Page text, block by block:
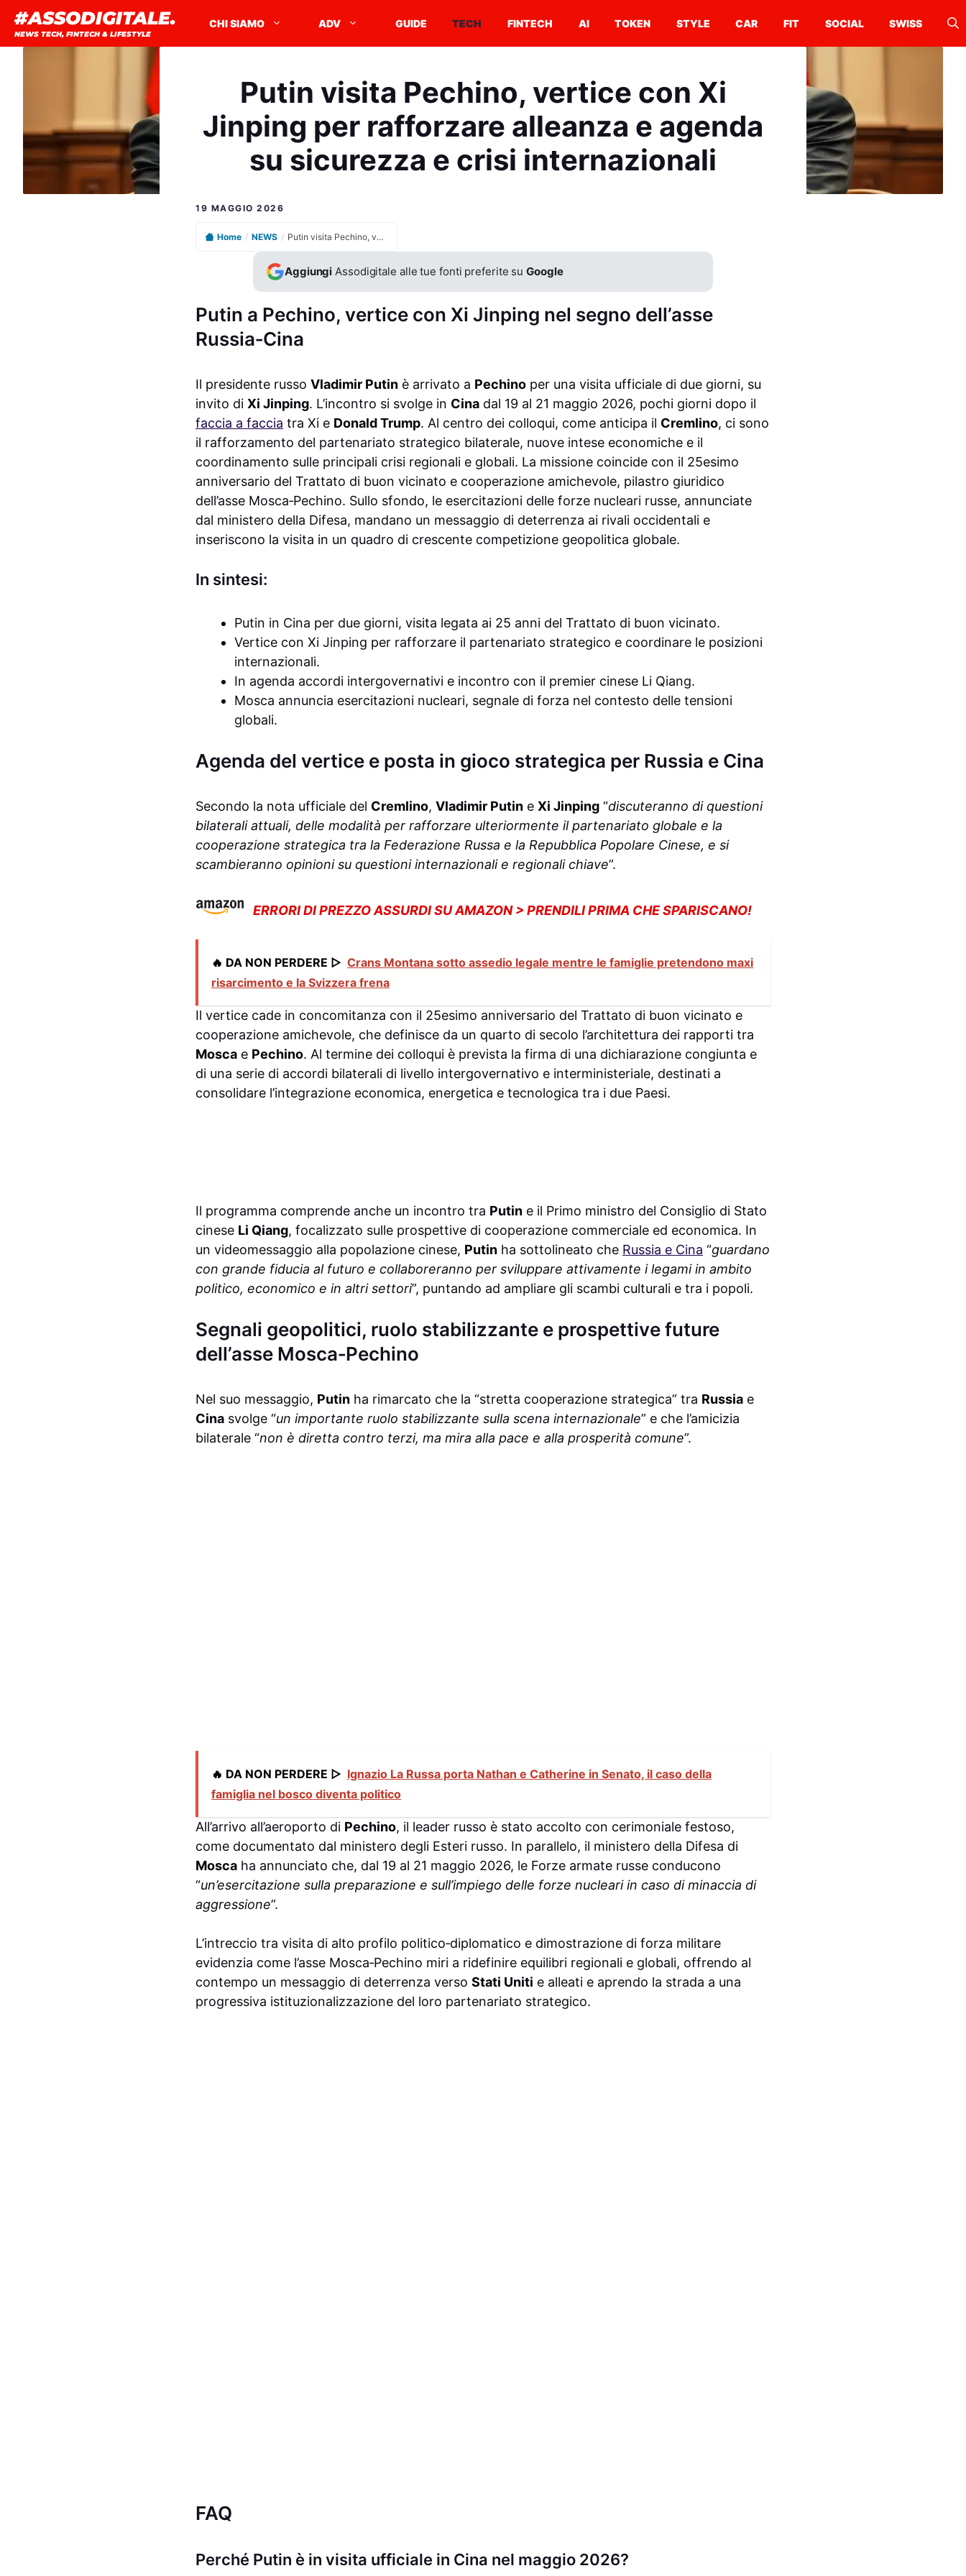
contenuto
#ASSODIGITALE.
NEWS TECH, FINTECH & LIFESTYLE
CHI SIAMO ADV GUIDE TECH FINTECH AI TOKEN STYLE CAR FIT SOCIAL SWISS
Putin visita Pechino, vertice con Xi
Jinping per rafforzare alleanza e agenda
su sicurezza e crisi internazionali
19 MAGGIO 2026
Home / NEWS / Putin visita Pechino, vertice con Xi Jinping per rafforzare alleanza e agenda su sicurezza e crisi internazionali
Aggiungi Assodigitale alle tue fonti preferite suGoogle
Putin a Pechino, vertice con Xi Jinping nel segno dell’asse
Russia‑Cina
Il presidente russo Vladimir Putin è arrivato a Pechino per una visita ufficiale di due giorni, su
invito di Xi Jinping. L’incontro si svolge in Cina dal 19 al 21 maggio 2026, pochi giorni dopo il
faccia a faccia tra Xi e Donald Trump. Al centro dei colloqui, come anticipa il Cremlino, ci sono
il rafforzamento del partenariato strategico bilaterale, nuove intese economiche e il
coordinamento sulle principali crisi regionali e globali. La missione coincide con il 25esimo
anniversario del Trattato di buon vicinato e cooperazione amichevole, pilastro giuridico
dell’asse Mosca‑Pechino. Sullo sfondo, le esercitazioni delle forze nucleari russe, annunciate
dal ministero della Difesa, mandano un messaggio di deterrenza ai rivali occidentali e
inseriscono la visita in un quadro di crescente competizione geopolitica globale.
In sintesi:
Putin in Cina per due giorni, visita legata ai 25 anni del Trattato di buon vicinato.
Vertice con Xi Jinping per rafforzare il partenariato strategico e coordinare le posizioni
internazionali.
In agenda accordi intergovernativi e incontro con il premier cinese Li Qiang.
Mosca annuncia esercitazioni nucleari, segnale di forza nel contesto delle tensioni
globali.
Agenda del vertice e posta in gioco strategica per Russia e Cina
Secondo la nota ufficiale del Cremlino, Vladimir Putin e Xi Jinping “discuteranno di questioni
bilaterali attuali, delle modalità per rafforzare ulteriormente il partenariato globale e la
cooperazione strategica tra la Federazione Russa e la Repubblica Popolare Cinese, e si
scambieranno opinioni su questioni internazionali e regionali chiave”.
ERRORI DI PREZZO ASSURDI SU AMAZON > PRENDILI PRIMA CHE SPARISCANO!
🔥 DA NON PERDERE ▷ Crans Montana sotto assedio legale mentre le famiglie pretendono maxi
risarcimento e la Svizzera frena
Il vertice cade in concomitanza con il 25esimo anniversario del Trattato di buon vicinato e
cooperazione amichevole, che definisce da un quarto di secolo l’architettura dei rapporti tra
Mosca e Pechino. Al termine dei colloqui è prevista la firma di una dichiarazione congiunta e
di una serie di accordi bilaterali di livello intergovernativo e interministeriale, destinati a
consolidare l’integrazione economica, energetica e tecnologica tra i due Paesi.
Il programma comprende anche un incontro tra Putin e il Primo ministro del Consiglio di Stato
cinese Li Qiang, focalizzato sulle prospettive di cooperazione commerciale ed economica. In
un videomessaggio alla popolazione cinese, Putin ha sottolineato che Russia e Cina “guardano
con grande fiducia al futuro e collaboreranno per sviluppare attivamente i legami in ambito
politico, economico e in altri settori”, puntando ad ampliare gli scambi culturali e tra i popoli.
Segnali geopolitici, ruolo stabilizzante e prospettive future
dell’asse Mosca‑Pechino
Nel suo messaggio, Putin ha rimarcato che la “stretta cooperazione strategica” tra Russia e
Cina svolge “un importante ruolo stabilizzante sulla scena internazionale” e che l’amicizia
bilaterale “non è diretta contro terzi, ma mira alla pace e alla prosperità comune”.
🔥 DA NON PERDERE ▷ Ignazio La Russa porta Nathan e Catherine in Senato, il caso della
famiglia nel bosco diventa politico
All’arrivo all’aeroporto di Pechino, il leader russo è stato accolto con cerimoniale festoso,
come documentato dal ministero degli Esteri russo. In parallelo, il ministero della Difesa di
Mosca ha annunciato che, dal 19 al 21 maggio 2026, le Forze armate russe conducono
“un’esercitazione sulla preparazione e sull’impiego delle forze nucleari in caso di minaccia di
aggressione”.
L’intreccio tra visita di alto profilo politico‑diplomatico e dimostrazione di forza militare
evidenzia come l’asse Mosca‑Pechino miri a ridefinire equilibri regionali e globali, offrendo al
contempo un messaggio di deterrenza verso Stati Uniti e alleati e aprendo la strada a una
progressiva istituzionalizzazione del loro partenariato strategico.
FAQ
Perché Putin è in visita ufficiale in Cina nel maggio 2026?